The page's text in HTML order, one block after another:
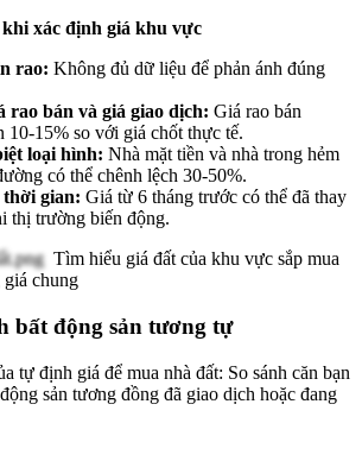
xác định giá khu vực
rao: Không đủ dữ liệu để phản ánh đúng
rao bán và giá giao dịch: Giá rao bán
10-15% so với giá chốt thực tế.
loại hình: Nhà mặt tiền và nhà trong hẻm
có thể chênh lệch 30-50%.
thời gian: Giá từ 6 tháng trước có thể đã thay
thị trường biến động.
Tìm hiểu giá đất của khu vực sắp mua
giá chung
bất động sản tương tự
tự định giá để mua nhà đất: So sánh căn bạn
sản tương đồng đã giao dịch hoặc đang